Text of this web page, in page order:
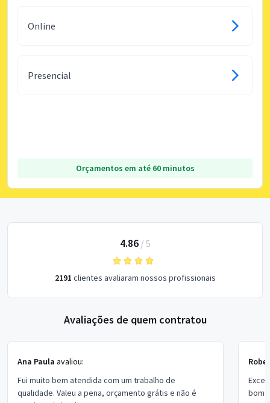
Online
Presencial
Orçamentos em até 60 minutos
4.86/ 5
2191 clientes avaliaram nossos profissionais
Avaliações de quem contratou
Ana Paula avaliou:
Fui muito bem atendida com um trabalho de
qualidade. Valeu a pena, orçamento grátis e não é
bom